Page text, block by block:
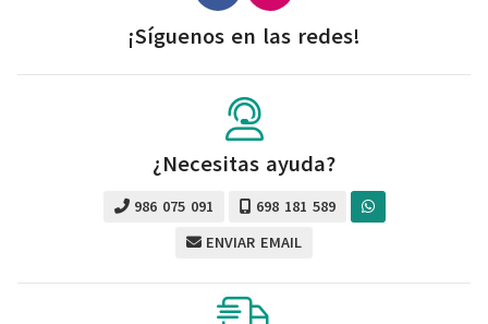
¡Síguenos en las redes!
¿Necesitas ayuda?
986 075 091
698 181 589
ENVIAR EMAIL